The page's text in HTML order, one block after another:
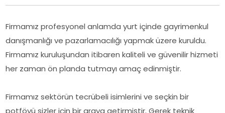
Firmamız profesyonel anlamda yurt içinde gayrimenkul
danışmanlığı ve pazarlamacılığı yapmak üzere kuruldu.
Firmamız kuruluşundan itibaren kaliteli ve güvenilir hizmeti
her zaman ön planda tutmayı amaç edinmiştir.
Firmamız sektörün tecrübeli isimlerini ve seçkin bir
potföyü sizler için bir araya getirmiştir. Gerek teknik